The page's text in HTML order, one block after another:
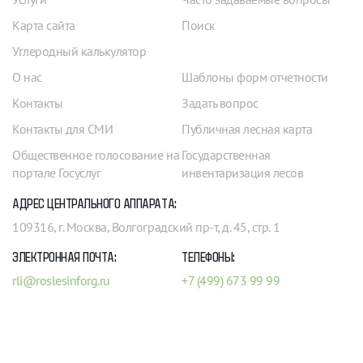
Карта сайта
Углеродный калькулятор
Поиск
О нас
Контакты
Контакты для СМИ
Общественное голосование на
портале Госуслуг
Шаблоны форм отчетности
Задать вопрос
Публичная лесная карта
Государственная
инвентаризация лесов
АДРЕС ЦЕНТРАЛЬНОГО АППАРАТА:
109316, г. Москва, Волгоградский пр-т, д. 45, стр. 1
ЭЛЕКТРОННАЯ ПОЧТА:
rli@roslesinforg.ru
ТЕЛЕФОНЫ:
+7 (499) 673 99 99